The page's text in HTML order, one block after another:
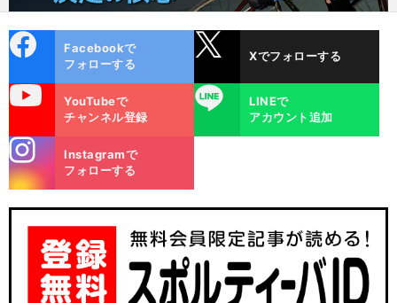
ok
Facebookで
フォローする
Xでフォローする
YouTubeで
チャンネル登録
LINE
LINEで
アカウント追加
m
Instagramで
フォローする